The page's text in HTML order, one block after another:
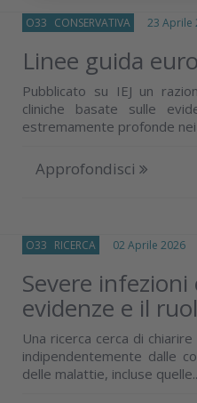
O33 CONSERVATIVA 23 Aprile
Linee guida
Pubblicato su IEJ un
cliniche basate sulle
estremamente profonde
Approfondisci
O33 RICERCA 02 Aprile 2026
Severe
evidenze e il
Una ricerca cerca di
indipendentemente dalle
delle malattie, incluse